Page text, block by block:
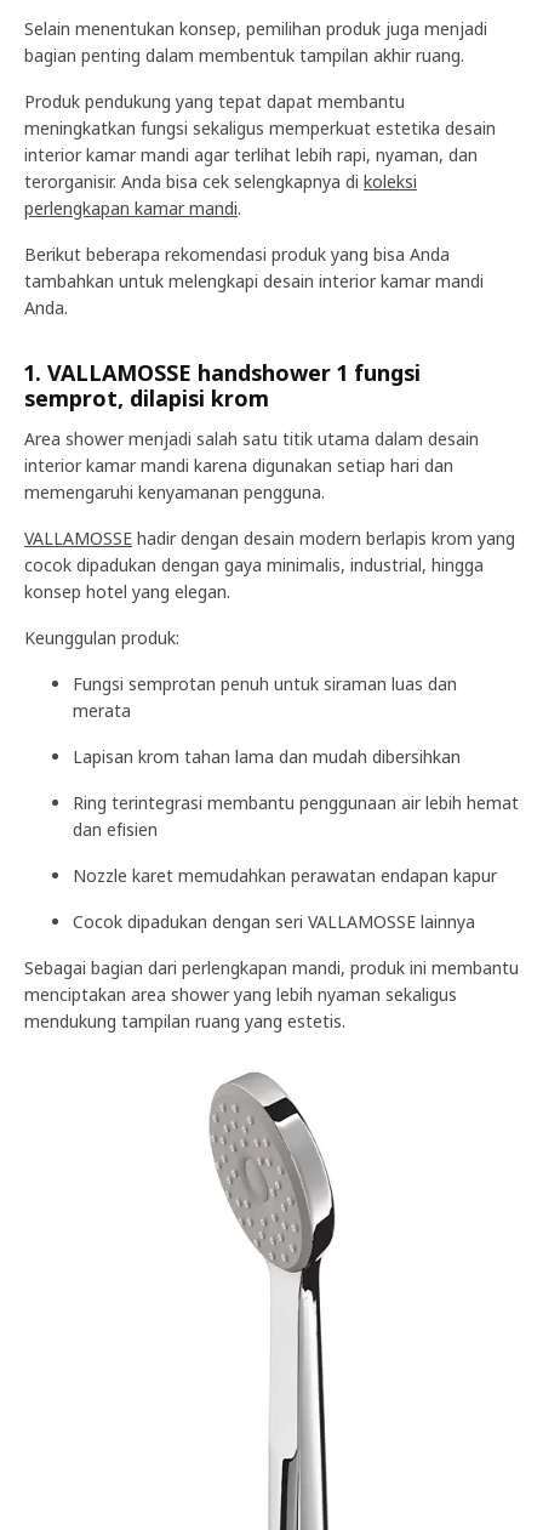
Selain menentukan konsep, pemilihan produk juga menjadi
bagian penting dalam membentuk tampilan akhir ruang.
Produk pendukung yang tepat dapat membantu
meningkatkan fungsi sekaligus memperkuat estetika desain
interior kamar mandi agar terlihat lebih rapi, nyaman, dan
terorganisir. Anda bisa cek selengkapnya di koleksi
perlengkapan kamar mandi.
Berikut beberapa rekomendasi produk yang bisa Anda
tambahkan untuk melengkapi desain interior kamar mandi
Anda.
1. VALLAMOSSE handshower 1 fungsi
semprot, dilapisi krom
Area shower menjadi salah satu titik utama dalam desain
interior kamar mandi karena digunakan setiap hari dan
memengaruhi kenyamanan pengguna.
VALLAMOSSE hadir dengan desain modern berlapis krom yang
cocok dipadukan dengan gaya minimalis, industrial, hingga
konsep hotel yang elegan.
Keunggulan produk:
Fungsi semprotan penuh untuk siraman luas dan
merata
Lapisan krom tahan lama dan mudah dibersihkan
Ring terintegrasi membantu penggunaan air lebih hemat
dan efisien
Nozzle karet memudahkan perawatan endapan kapur
Cocok dipadukan dengan seri VALLAMOSSE lainnya
Sebagai bagian dari perlengkapan mandi, produk ini membantu
menciptakan area shower yang lebih nyaman sekaligus
mendukung tampilan ruang yang estetis.